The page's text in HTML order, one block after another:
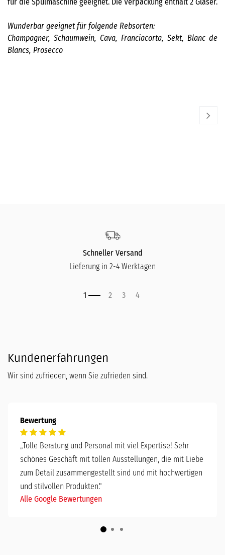
für die Spülmaschine geeignet. Die Verpackung enthält 2 Gläser.
Wunderbar geeignet für folgende Rebsorten:
Champagner, Schaumwein, Cava, Franciacorta, Sekt, Blanc de
Blancs, Prosecco
Schneller Versand
Lieferung in 2-4 Werktagen
Kundenerfahrungen
Wir sind zufrieden, wenn Sie zufrieden sind.
Bewertung
„Tolle Beratung und Personal mit viel Expertise! Sehr
schönes Geschäft mit tollen Ausstellungen, die mit Liebe
zum Detail zusammengestellt sind und mit hochwertigen
und stilvollen Produkten."
Alle Google Bewertungen